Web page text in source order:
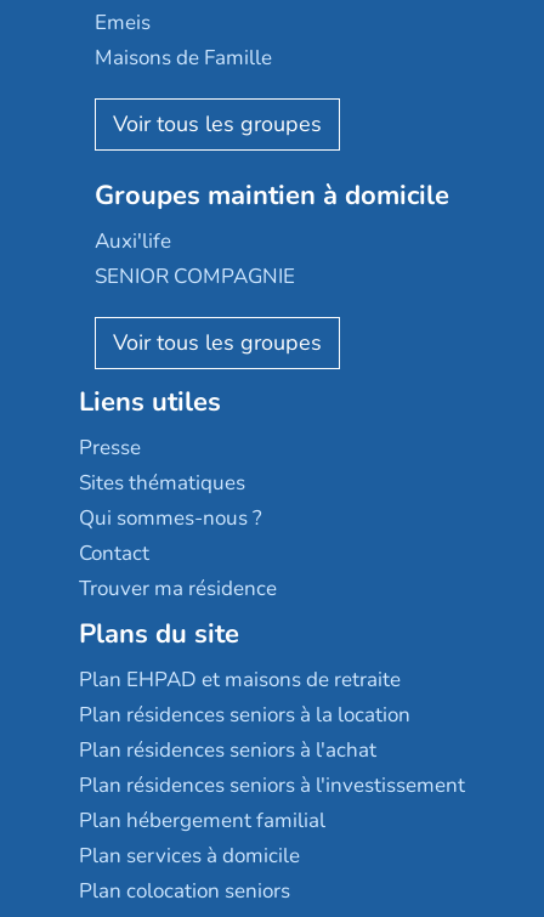
Domusvi
Happy Senior
Aquarelia
Nexity edenea
Les jardins d'Arcadie
Occitalia
Appartseniors
Reseda
Stella management
Les villages d'or
Sérénys
Résidences services Villa Médicis
Emeis
Maisons de Famille
Korian
Emera
Groupe SOS
Le Noble Âge
Almage
Résidalya
Groupe aplus
Groupes maintien à domicile
Auxi'life
SENIOR COMPAGNIE
AGE D'OR Services
Liens utiles
Presse
Sites thématiques
Qui sommes-nous ?
Contact
Trouver ma résidence
Plans du site
Plan EHPAD et maisons de retraite
Plan résidences seniors à la location
Plan résidences seniors à l'achat
Plan résidences seniors à l'investissement
Plan hébergement familial
Plan services à domicile
Plan colocation seniors